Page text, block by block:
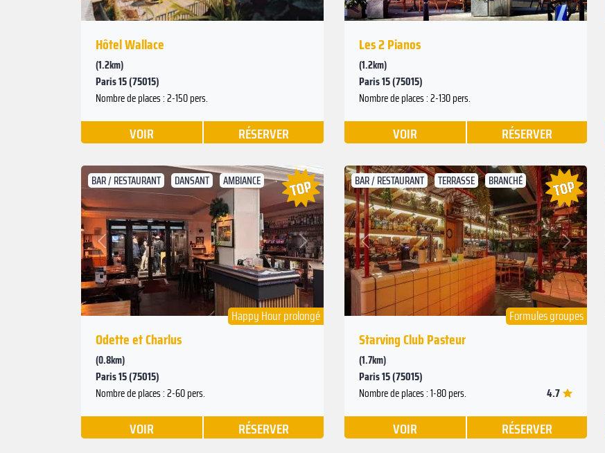
Hôtel Wallace
(1.2km)
Paris 15 (75015)
Nombre de places : 2-150 pers.
VOIR RÉSERVER
Les 2 Pianos
(1.2km)
Paris 15 (75015)
Nombre de places : 2-130 pers.
VOIR RÉSERVER
BAR / RESTAURANT DANSANT AMBIANCE
Précédent
Suivant
Happy Hour prolongé
Odette et Charlus
(0.8km)
Paris 15 (75015)
Nombre de places : 2-60 pers.
VOIR RÉSERVER
BAR / RESTAURANT TERRASSE BRANCHÉ
Précédent
Suivant
Formules groupes
Starving Club Pasteur
(1.7km)
Paris 15 (75015)
Nombre de places : 1-80 pers. 4.7
VOIR RÉSERVER